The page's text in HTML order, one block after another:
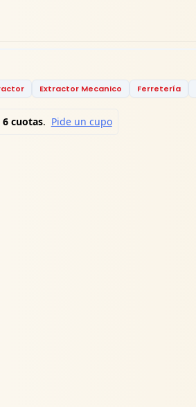
Extractor Mecanico Ferretería